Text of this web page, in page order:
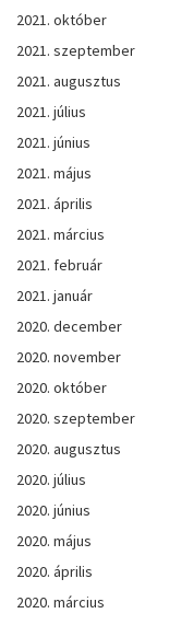
2021. október
2021. szeptember
2021. augusztus
2021. július
2021. június
2021. május
2021. április
2021. március
2021. február
2021. január
2020. december
2020. november
2020. október
2020. szeptember
2020. augusztus
2020. július
2020. június
2020. május
2020. április
2020. március